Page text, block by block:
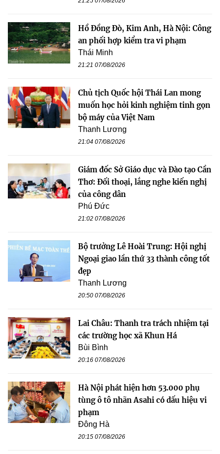
Hồ Đồng Đò, Kim Anh, Hà Nội: Công
an phối hợp kiểm tra vi phạm
Thái Minh
21:21 07/08/2026
Chủ tịch Quốc hội Thái Lan mong
muốn học hỏi kinh nghiệm tinh gọn
bộ máy của Việt Nam
Thanh Lương
21:04 07/08/2026
Giám đốc Sở Giáo dục và Đào tạo Cần
Thơ: Đối thoại, lắng nghe kiến nghị
của công dân
Phú Đức
21:02 07/08/2026
Bộ trưởng Lê Hoài Trung: Hội nghị
Ngoại giao lần thứ 33 thành công tốt
đẹp
Thanh Lương
20:50 07/08/2026
Lai Châu: Thanh tra trách nhiệm tại
các trường học xã Khun Há
Bùi Bình
20:16 07/08/2026
Hà Nội phát hiện hơn 53.000 phụ
tùng ô tô nhãn Asahi có dấu hiệu vi
phạm
Đông Hà
20:15 07/08/2026